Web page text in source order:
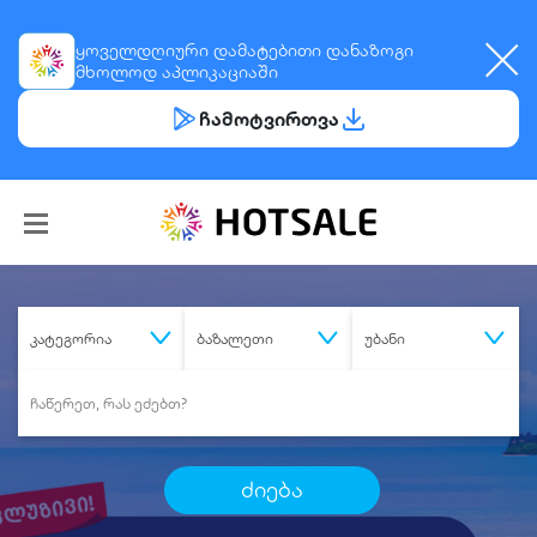
ყოველდღიური დამატებითი დანაზოგი
მხოლოდ აპლიკაციაში
ჩამოტვირთვა
კატეგორია ბაზალეთი უბანი
ძიება